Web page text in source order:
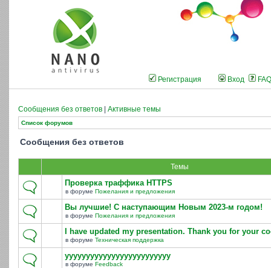
Регистрация Вход FAQ
Сообщения без ответов Активные темы
Список форумов
Сообщения без ответов
Темы
Проверка траффика HTTPS
в форуме Пожелания и предложения
Вы лучшие! С наступающим Новым 2023-м годом!
в форуме Пожелания и предложения
I have updated my presentation. Thank you for your
в форуме Техническая поддержка
yyyyyyyyyyyyyyyyyyyyyyyyy
в форуме Feedback